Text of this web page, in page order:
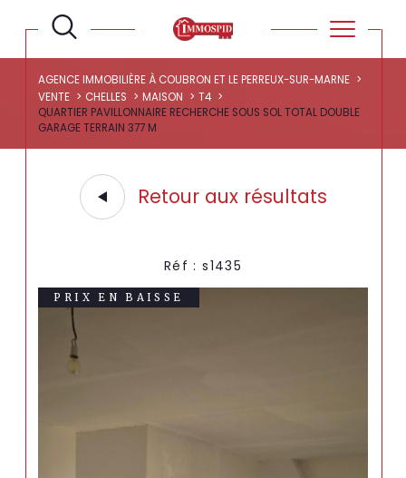
AGENCE IMMOBILIÈRE À COUBRON ET LE PERREUX-SUR-MARNE
VENTE
CHELLES MAISON
T4
QUARTIER PAVILLONNAIRE RECHERCHE SOUS SOL TOTAL DOUBLE
GARAGE TERRAIN 377 M
Retour aux résultats
Réf : s1435
PRIX EN BAISSE